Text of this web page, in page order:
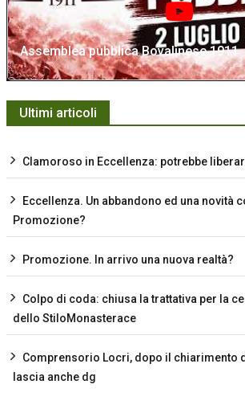
Assemblea pubblica Bovalinese 1911
Ultimi articoli
Clamoroso in Eccellenza: potrebbe
Eccellenza. Un abbandono ed una novità
Promozione?
Promozione. In arrivo una nuova realtà?
Colpo di coda: chiusa la trattativa per la
dello StiloMonasterace
Comprensorio Locri, dopo il chiarimento
lascia anche dg